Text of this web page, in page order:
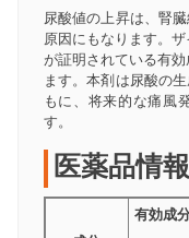
尿酸値の上昇は、腎
原因にもなります。
が証明されている有
ます。本剤は尿酸の
もに、将来的な痛風
す。
医薬品情報
有効成